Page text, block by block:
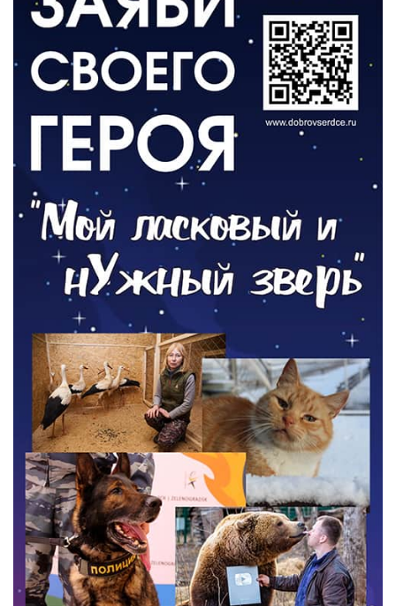
ВЛАСТЬ
День памяти и «Симфония народов»
06.08.2026
Новый настил на экотропе
05.08.2026